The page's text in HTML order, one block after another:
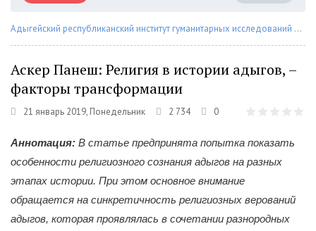
Адыгейский республиканский институт гуманитарных исследований им. Т.М. Керашева
Аскер Панеш: Религия в истории адыгов, –
факторы трансформации
21 январь 2019, Понедельник 2 734 0
Аннотация: В статье предпринята попытка показать
особенности религиозного сознания адыгов на разных
этапах истории. При этом основное внимание
обращается на синкретичность религиозных верований
адыгов, которая проявлялась в сочетании разнородных